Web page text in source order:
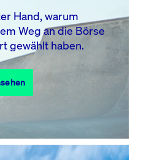
14
21 22
23
28
Events
Hand, warum
Weg an die Börse
gewählt haben.